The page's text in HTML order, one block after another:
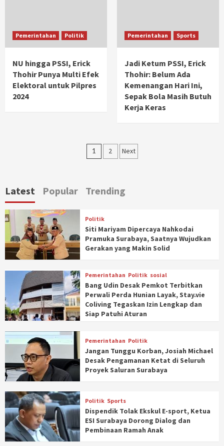
Pemerintahan Politik
NU hingga PSSI, Erick
Thohir Punya Multi Efek
Elektoral untuk Pilpres
2024
Pemerintahan Sports
Jadi Ketum PSSI, Erick
Thohir: Belum Ada
Kemenangan Hari Ini,
Sepak Bola Masih Butuh
Kerja Keras
Navigasi
1 2 Next
Latest Popular Trending
Politik
Siti Mariyam Dipercaya Nahkodai
Pramuka Surabaya, Saatnya Wujudkan
Gerakan yang Makin Solid
Pemerintahan Politik sosial
Bang Udin Desak Pemkot Terbitkan
Perwali Perda Hunian Layak, Stay.vie
Coliving Tegaskan Izin Lengkap dan
Siap Patuhi Aturan
Pemerintahan Politik
Jangan Tunggu Korban, Josiah Michael
Desak Pengamanan Ketat di Seluruh
Proyek Saluran Surabaya
Politik Sports
Dispendik Tolak Ekskul E-sport, Ketua
ESI Surabaya Dorong Dialog dan
Pembinaan Ramah Anak